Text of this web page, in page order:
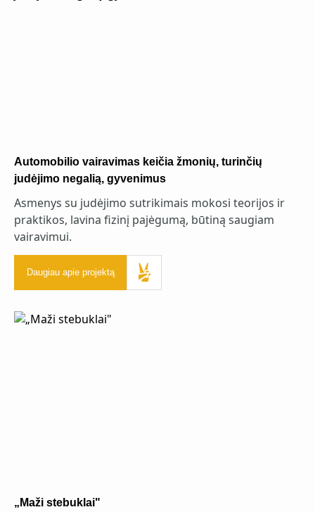
Automobilio vairavimas keičia žmonių, turinčių
judėjimo negalią, gyvenimus
Asmenys su judėjimo sutrikimais mokosi teorijos ir
praktikos, lavina fizinį pajėgumą, būtiną saugiam
vairavimui.
Daugiau apie projektą
„Maži stebuklai"